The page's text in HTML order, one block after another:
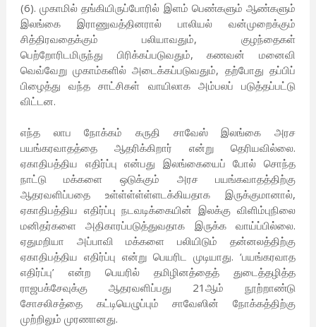
(6). முகாமில் தங்கியிருப்போரில் இளம் பெண்களும் ஆண்களும்
இலங்கை இராணுவத்தினரால் பாலியல் வன்முறைக்கும்
சித்திரவதைக்கும் பலியாவதும், குழந்தைகள்
பெற்றோரிடமிருந்து பிரிக்கப்படுவதும், கணவன் மனைவி
வெவ்வேறு முகாம்களில் அடைக்கப்படுவதும், தற்போது தப்பிப்
பிழைத்து வந்த சாட்சிகள் வாயிலாக அம்பலப் படுத்தப்பட்டு
விட்டன.
எந்த லாப நோக்கம் கருதி சாவேஸ் இலங்கை அரச
பயங்கரவாதத்தை ஆதரிக்கிறார் என்று தெரியவில்லை.
ஏகாதிபத்திய எதிர்ப்பு என்பது இலங்கையைப் போல் சொந்த
நாட்டு மக்களை ஒடுக்கும் அரச பயங்கவாதத்திற்கு
ஆதரவளிப்பதை உள்ள்ள்ள்ள்ளடக்கியதாக இருக்குமானால்,
ஏகாதிபத்திய எதிர்ப்பு நடவடிக்கையின் இலக்கு விளிம்புநிலை
மனிதர்களை அதிகாரப்படுத்துவதாக இருக்க வாய்ப்பில்லை.
ஏதுமறியா அப்பாவி மக்களை பலியிடும் தன்னலத்திற்கு
ஏகாதிபத்திய எதிர்ப்பு என்று பெயரிட முடியாது. ‘பயங்கரவாத
எதிர்ப்பு’ என்ற பெயரில் தமிழினத்தைத் துடைத்தழித்த
ராஜபக்சேவுக்கு ஆதரவளிப்பது 21ஆம் நூற்றாண்டு
சோசலிசத்தை கட்டியெழுப்பும் சாவேஸின் நோக்கத்திற்கு
முற்றிலும் முரணானது.